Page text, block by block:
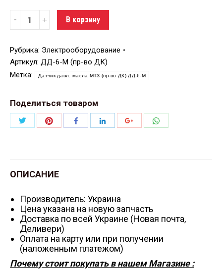
Количество В корзину
Рубрика: Электрооборудование
Артикул: ДД-6-М (пр-во ДК)
Метка:
Датчик давл. масла МТЗ (пр-во ДК) ДД-6-М
Поделиться товаром
ПоделитьсяПоделитьсяПоделитьсяПоделитьсяПоделиться
ОПИСАНИЕ
Производитель: Украина
Цена указана на новую запчасть
Доставка по всей Украине (Новая почта,
Деливери)
Оплата на карту или при получении
(наложенным платежом)
Почему стоит покупать в нашем Магазине :